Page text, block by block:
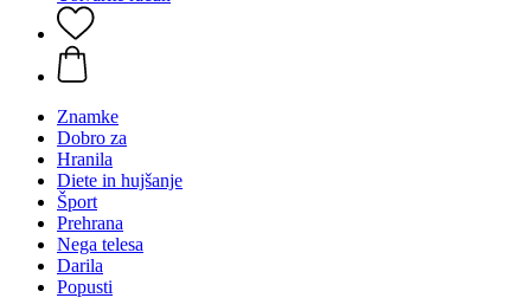
Znamke
Dobro za
Hranila
Diete in hujšanje
Šport
Prehrana
Nega telesa
Darila
Popusti